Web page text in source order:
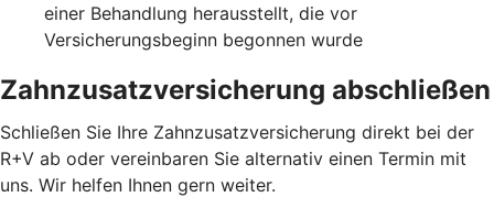
einer Behandlung herausstellt, die vor
Versicherungsbeginn begonnen wurde
Zahnzusatzversicherung abschließen
Schließen Sie Ihre Zahnzusatzversicherung direkt bei der
R+V ab oder vereinbaren Sie alternativ einen Termin mit
uns. Wir helfen Ihnen gern weiter.